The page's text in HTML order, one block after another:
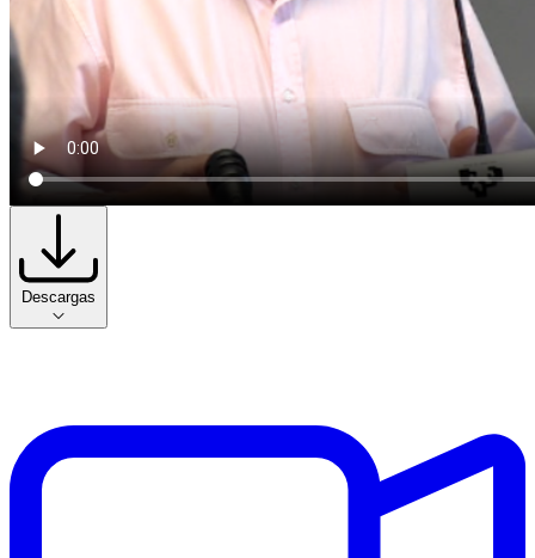
Descargas